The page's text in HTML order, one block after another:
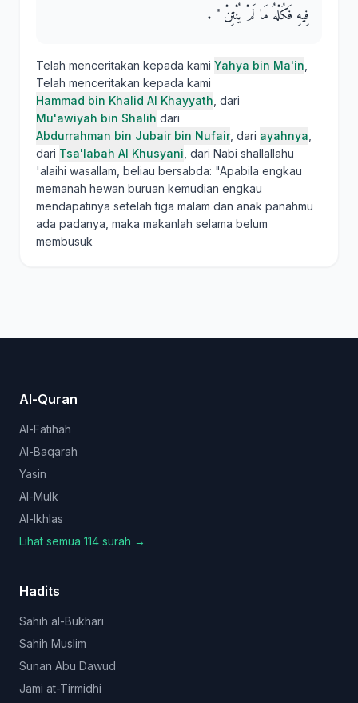
فِيهِ فَكُلْهُ مَا لَمْ يُنْتِنْ ‏"‏ ‏.‏
Telah menceritakan kepada kami Yahya bin Ma'in
Telah menceritakan kepada kami
Hammad bin Khalid Al Khayyath , dari
Mu'awiyah bin Shalih dari
Abdurrahman bin Jubair bin Nufair, dari ayahnya
dari Tsa'labah Al Khusyani , dari Nabi shallallahu
'alaihi wasallam, beliau bersabda: "Apabila engkau
memanah hewan buruan kemudian engkau
mendapatinya setelah tiga malam dan anak panahmu
ada padanya, maka makanlah selama belum
membusuk
Al-Quran
Al-Fatihah
Al-Baqarah
Yasin
Al-Mulk
Al-Ikhlas
Lihat semua 114 surah →
Hadits
Sahih al-Bukhari
Sahih Muslim
Sunan Abu Dawud
Jami at-Tirmidhi